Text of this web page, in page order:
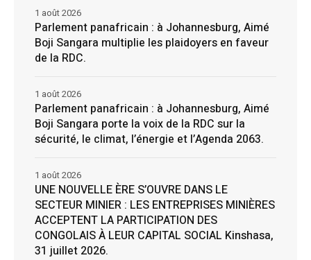
Parlement panafricain : à Johannesburg, Aimé
Boji Sangara multiplie les plaidoyers en faveur
de la RDC.
1 août 2026
Parlement panafricain : à Johannesburg, Aimé
Boji Sangara porte la voix de la RDC sur la
sécurité, le climat, l’énergie et l’Agenda 2063.
1 août 2026
UNE NOUVELLE ÈRE S’OUVRE DANS LE
SECTEUR MINIER : LES ENTREPRISES MINIÈRES
ACCEPTENT LA PARTICIPATION DES
CONGOLAIS À LEUR CAPITAL SOCIAL Kinshasa,
31 juillet 2026.
1 août 2026